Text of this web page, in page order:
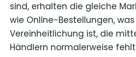
sind, erhalten die gleiche
wie Online-Bestellungen,
Vereinheitlichung ist, die
Händlern normalerweise